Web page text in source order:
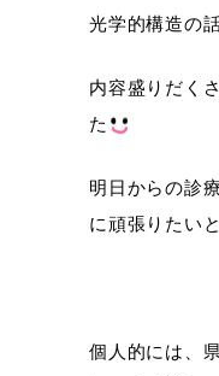
光学的構造の話
内容盛りだく
た
明日からの診
に頑張りたい
個人的には、